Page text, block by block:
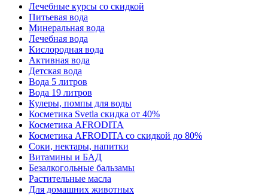
Лечебные курсы со скидкой
Питьевая вода
Минеральная вода
Лечебная вода
Кислородная вода
Активная вода
Детская вода
Вода 5 литров
Вода 19 литров
Кулеры, помпы для воды
Косметика Svetla скидка от 40%
Косметика AFRODITA
Косметика AFRODITA со скидкой до 80%
Соки, нектары, напитки
Витамины и БАД
Безалкогольные бальзамы
Растительные масла
Для домашних животных